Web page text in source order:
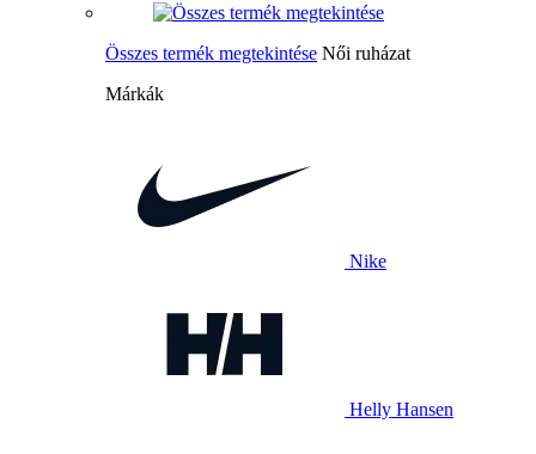
Összes termék megtekintése Női ruházat
Márkák
Nike
Helly Hansen